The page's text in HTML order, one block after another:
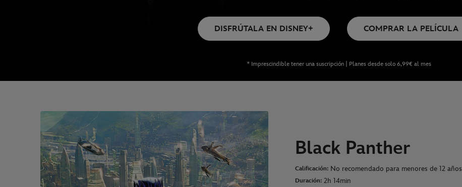
DISFRÚTALA EN DISNEY+ COMPRAR LA PELÍCULA
* Imprescindible tener una suscripción | Planes desde solo 6,99€ al mes
Black Panther
Calificación: No recomendado para menores de 12 años
Duración: 2h 14min